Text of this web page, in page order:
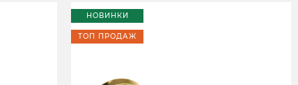
НОВИНКИ
ТОП ПРОДАЖ